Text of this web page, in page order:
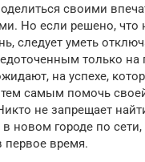
своими
Но если решено, что
следует уметь
только на
на успехе,
тем самым помочь
не запрещает
новом городе по
первое время.